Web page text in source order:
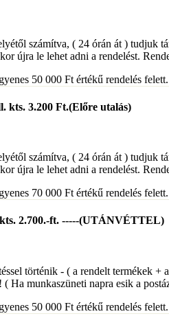
számítva, ( 24 órán át ) tudjuk
újra le lehet adni a rendelést.
50 000 Ft értékű rendelés felett.
kts. 3.200 Ft.(Előre utalás)
számítva, ( 24 órán át ) tudjuk
újra le lehet adni a rendelést.
70 000 Ft értékű rendelés felett.
2.700.-ft. -----(UTÁNVÉTTEL)
történik - ( a rendelt termékek
munkaszüneti napra esik a
50 000 Ft értékű rendelés felett.